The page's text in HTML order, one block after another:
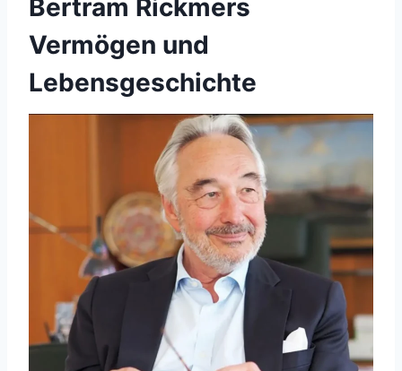
Bertram Rickmers
Vermögen und
Lebensgeschichte